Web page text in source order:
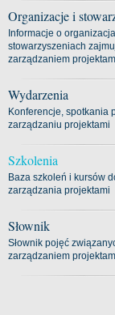
Organizacje i
Informacje o
stowarzyszeniach
zarządzaniem
Wydarzenia
Konferencje, spotkania
zarządzaniu projektami
Szkolenia
Baza szkoleń i kursów
zarządzania projektami
Słownik
Słownik pojęć
zarządzaniem